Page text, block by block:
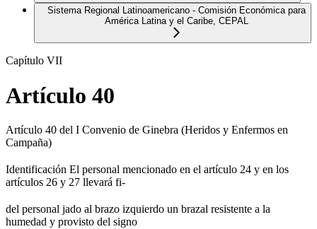
Sistema Regional Latinoamericano - Comisión Económica para
América Latina y el Caribe, CEPAL
Capítulo VII
Artículo 40
Artículo 40 del I Convenio de Ginebra (Heridos y Enfermos en
Campaña)
Identificación El personal mencionado en el artículo 24 y en los
artículos 26 y 27 llevará fi-
del personal jado al brazo izquierdo un brazal resistente a la
humedad y provisto del signo